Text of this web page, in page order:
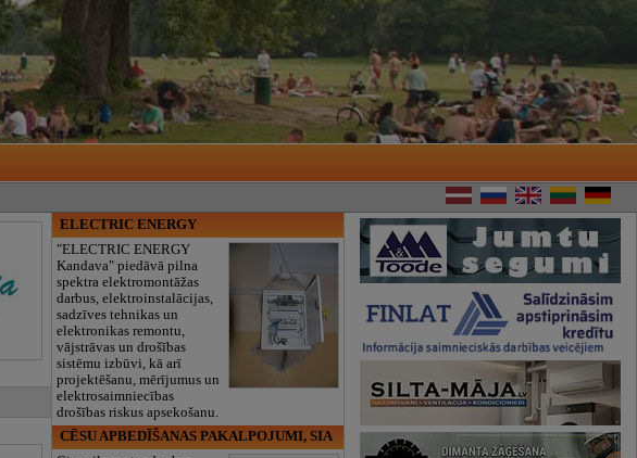
ELECTRIC ENERGY
"ELECTRIC ENERGY
Kandava" piedāvā pilna
spektra elektromontāžas
darbus, elektroinstalācijas,
sadzīves tehnikas un
elektronikas remontu,
vājstrāvas un drošības
sistēmu izbūvi, kā arī
projektēšanu, mērījumus un
elektrosaimniecības
drošības riskus apsekošanu.
CĒSU APBEDĪŠANAS PAKALPOJUMI, SIA